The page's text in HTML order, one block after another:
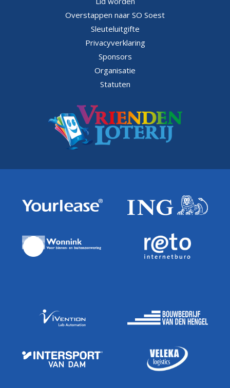
Overstappen naar SO Soest
Sleuteluitgifte
Privacyverklaring
Sponsors
Organisatie
Statuten